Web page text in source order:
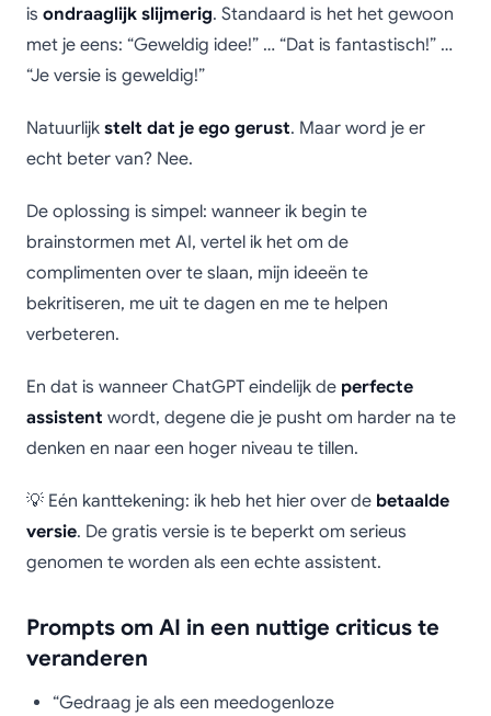
is ondraaglijk slijmerig. Standaard is het het gewoon
met je eens: “Geweldig idee!” … “Dat is fantastisch!” …
“Je versie is geweldig!”
Natuurlijk stelt dat je ego gerust. Maar word je er
echt beter van? Nee.
De oplossing is simpel: wanneer ik begin te
brainstormen met AI, vertel ik het om de
complimenten over te slaan, mijn ideeën te
bekritiseren, me uit te dagen en me te helpen
verbeteren.
En dat is wanneer ChatGPT eindelijk de perfecte
assistent wordt, degene die je pusht om harder na te
denken en naar een hoger niveau te tillen.
💡 Eén kanttekening: ik heb het hier over de betaalde
versie. De gratis versie is te beperkt om serieus
genomen te worden als een echte assistent.
Prompts om AI in een nuttige criticus te
veranderen
“Gedraag je als een meedogenloze